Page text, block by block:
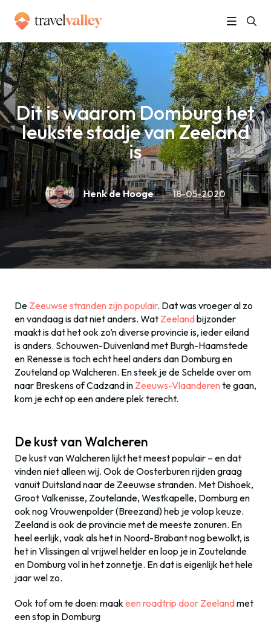
Home »
Dit is waarom Domburg het
leukste stadje van Zeeland
is
Henk de Hooge 18-05-2020
De Zeeuwse stranden zijn populair. Dat was vroeger al zo
en vandaag is dat niet anders. Wat Zeelandbijzonder
maakt is dat het ook zo’n diverse provincie is, ieder eiland
is anders. Schouwen-Duivenland met Burgh-Haamstede
en Renesse is toch echt heel anders dan Domburg en
Zouteland op Walcheren. En steek je de Schelde over om
naar Breskens of Cadzand in Zeeuws-Vlaanderen te gaan,
kom je echt op een andere plek terecht.
De kust van Walcheren
De kust van Walcheren lijkt het meest populair – en dat
vinden niet alleen wij. Ook de Oosterburen rijden graag
vanuit Duitsland naar de Zeeuwse stranden. Met Dishoek,
Groot Valkenisse, Zoutelande, Westkapelle, Domburg en
ook nog Vrouwenpolder (Breezand) heb je volop keuze.
Zeeland is ook de provincie met de meeste zonuren. En
heel eerlijk, vaak als het in Noord-Brabant nog bewolkt, is
het in Vlissingen al vrijwel helder en loop je in Zoutelande
en Domburg vol in het zonnetje. En dat is eigenlijk het hele
jaar wel zo.
Ook tof om te doen: maakeen roadtrip door Zeelandmet
een stop in Domburg